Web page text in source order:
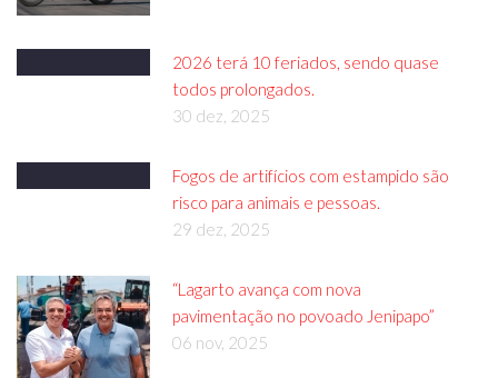
2026 terá 10 feriados, sendo quase
todos prolongados.
30 dez, 2025
Fogos de artifícios com estampido são
risco para animais e pessoas.
29 dez, 2025
“Lagarto avança com nova
pavimentação no povoado Jenipapo”
06 nov, 2025